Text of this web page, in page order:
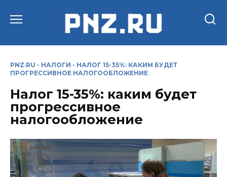
PNZ.RU - НАЛОГИ - НАЛОГ 15-35%: КАКИМ БУДЕТ
ПРОГРЕССИВНОЕ НАЛОГООБЛОЖЕНИЕ
Налог 15-35%: каким будет
прогрессивное
налогообложение